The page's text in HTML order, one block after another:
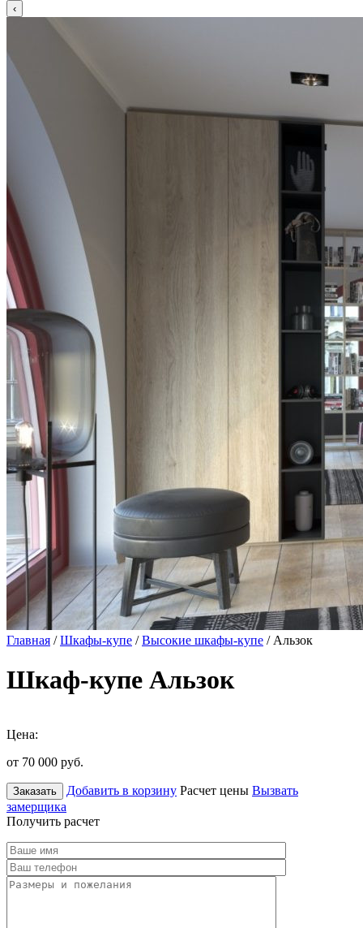
Главная /Шкафы-купе /Высокие шкафы-купе / Альзок
Шкаф-купе Альзок
Цена:
от 70 000 руб.
Заказать Добавить в корзину Расчет цены Вызвать
замерщика
Получить расчет